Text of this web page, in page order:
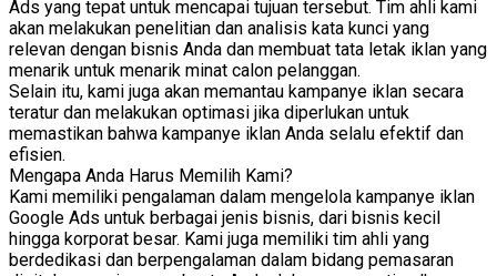
Ads yang tepat untuk mencapai tujuan tersebut. Tim ahli kami
akan melakukan penelitian dan analisis kata kunci yang
relevan dengan bisnis Anda dan membuat tata letak iklan yang
menarik untuk menarik minat calon pelanggan.
Selain itu, kami juga akan memantau kampanye iklan secara
teratur dan melakukan optimasi jika diperlukan untuk
memastikan bahwa kampanye iklan Anda selalu efektif dan
efisien.
Mengapa Anda Harus Memilih Kami?
Kami memiliki pengalaman dalam mengelola kampanye iklan
Google Ads untuk berbagai jenis bisnis, dari bisnis kecil
hingga korporat besar. Kami juga memiliki tim ahli yang
berdedikasi dan berpengalaman dalam bidang pemasaran